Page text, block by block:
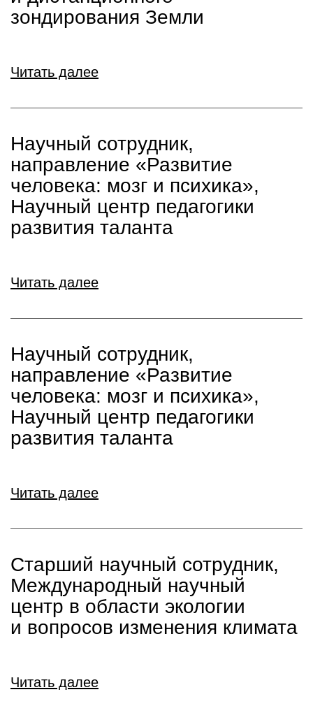
зондирования Земли
Читать далее
Научный сотрудник,
направление «Развитие
человека: мозг и психика»,
Научный центр педагогики
развития таланта
Читать далее
Научный сотрудник,
направление «Развитие
человека: мозг и психика»,
Научный центр педагогики
развития таланта
Читать далее
Старший научный сотрудник,
Международный научный
центр в области экологии
и вопросов изменения климата
Читать далее